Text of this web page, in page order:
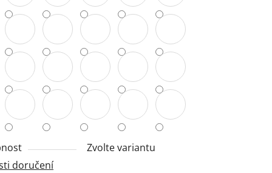
Zvolte variantu
doručení